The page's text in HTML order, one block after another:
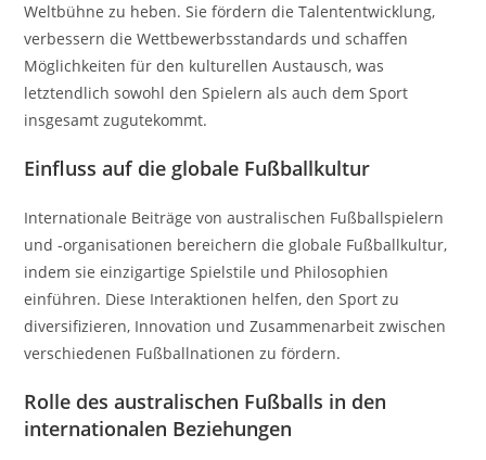
Weltbühne zu heben. Sie fördern die Talententwicklung,
verbessern die Wettbewerbsstandards und schaffen
Möglichkeiten für den kulturellen Austausch, was
letztendlich sowohl den Spielern als auch dem Sport
insgesamt zugutekommt.
Einfluss auf die globale Fußballkultur
Internationale Beiträge von australischen Fußballspielern
und -organisationen bereichern die globale Fußballkultur,
indem sie einzigartige Spielstile und Philosophien
einführen. Diese Interaktionen helfen, den Sport zu
diversifizieren, Innovation und Zusammenarbeit zwischen
verschiedenen Fußballnationen zu fördern.
Rolle des australischen Fußballs in den
internationalen Beziehungen